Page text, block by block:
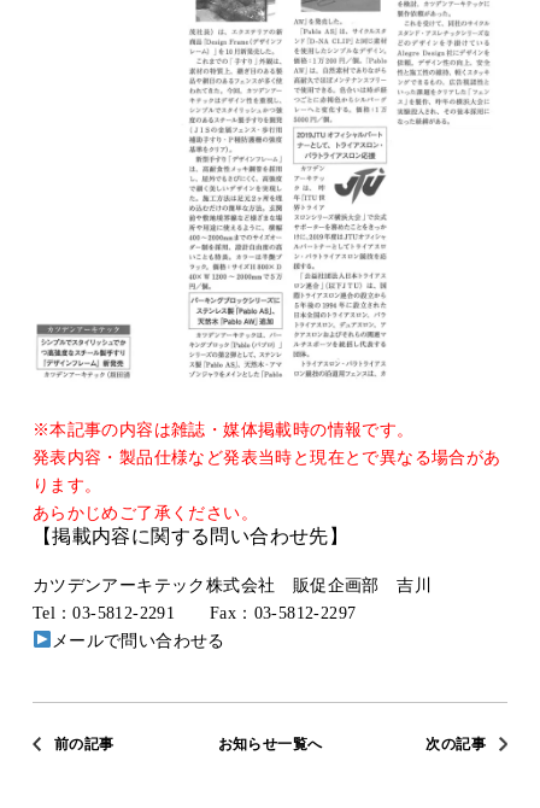
※本記事の内容は雑誌・媒体掲載時の情報です。
発表内容・製品仕様など発表当時と現在とで異なる場合があ
ります。
あらかじめご了承ください。
【掲載内容に関する問い合わせ先】
カツデンアーキテック株式会社 販促企画部 吉川
Tel：03-5812-2291 Fax：03-5812-2297
メールで問い合わせる
前の記事 お知らせ一覧へ 次の記事